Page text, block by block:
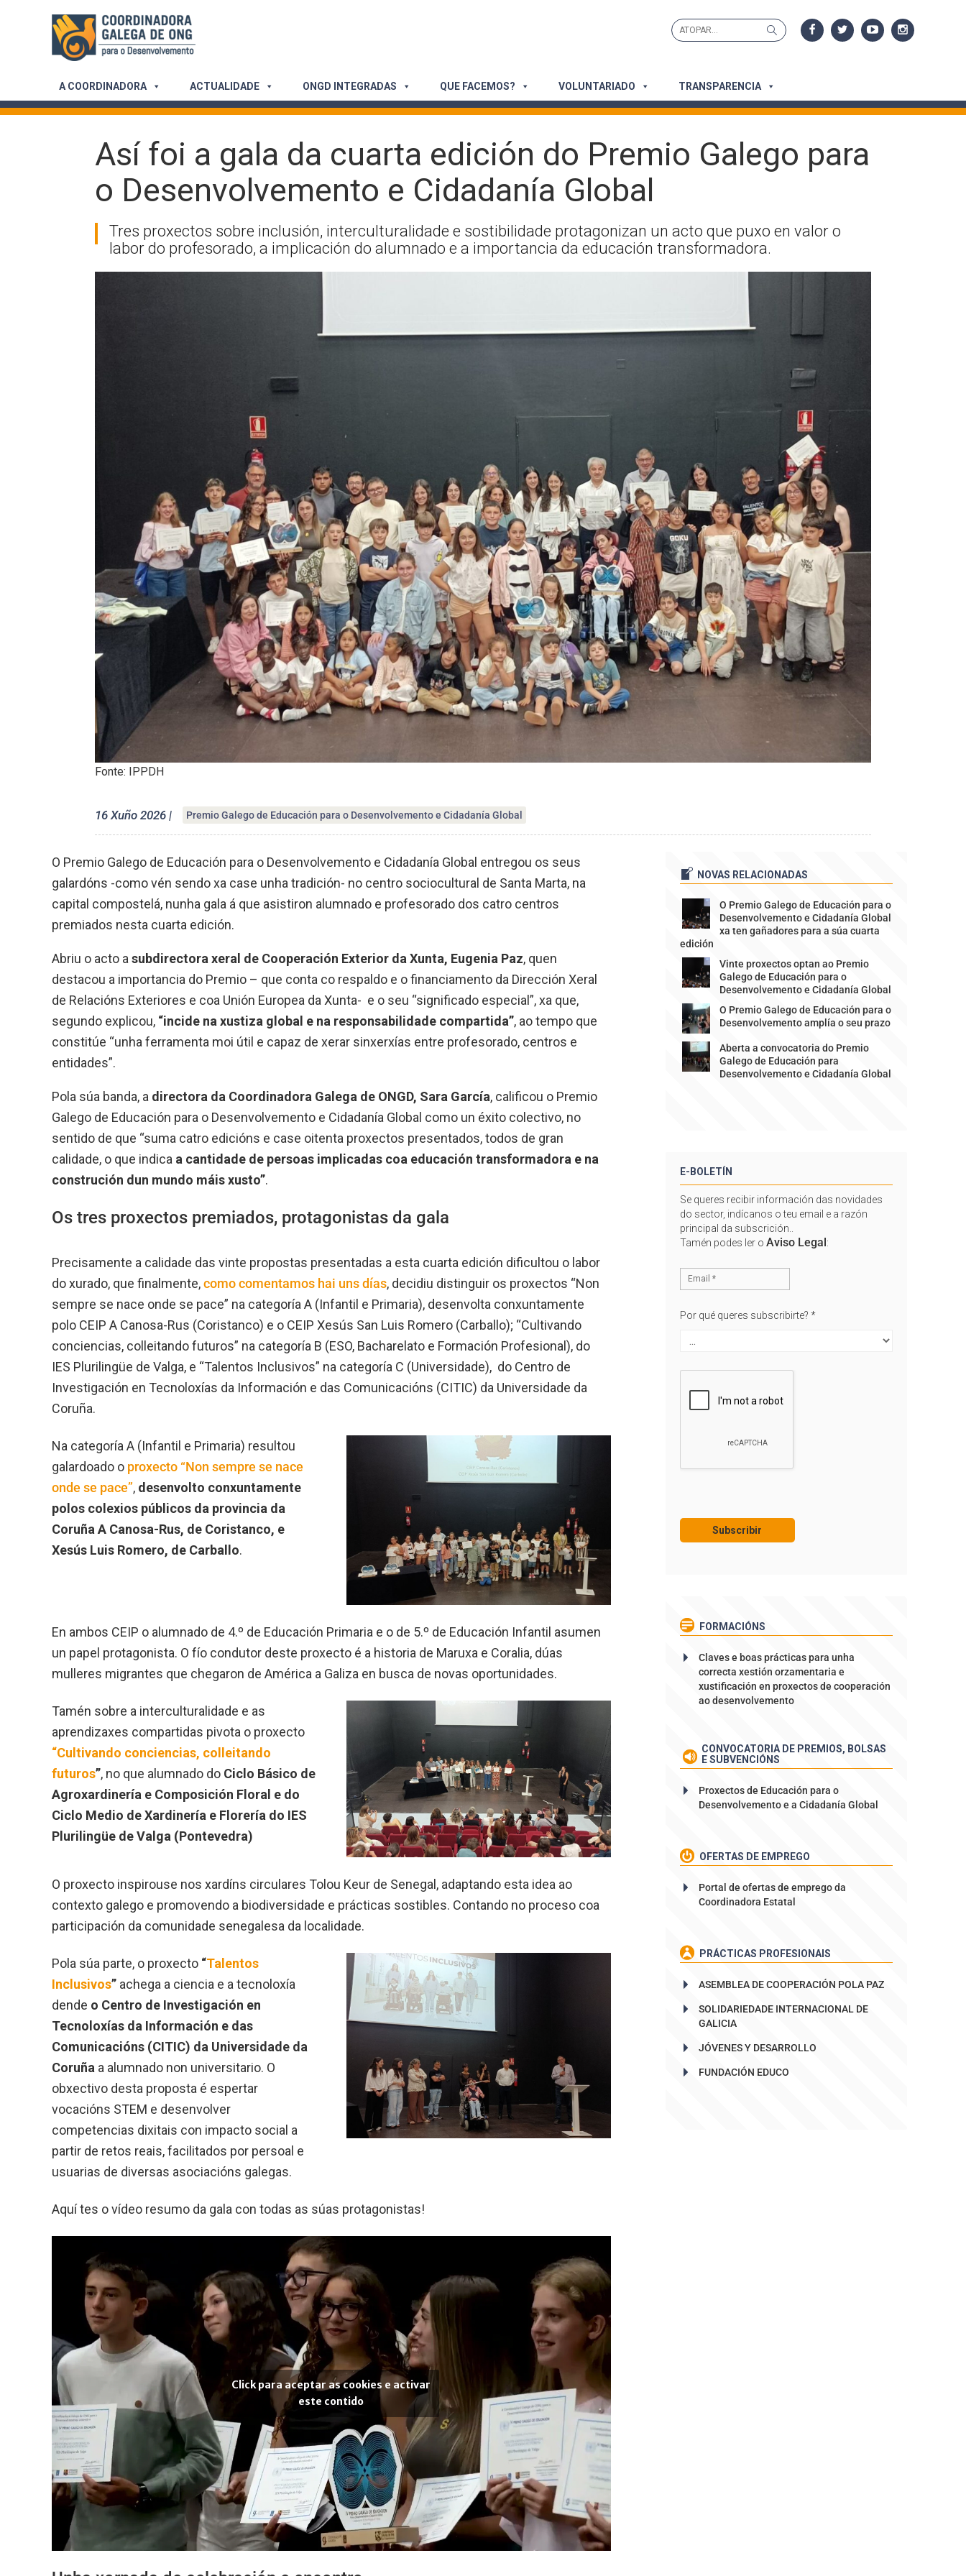
Search
for:
Search
A COORDINADORA ACTUALIDADE ONGD INTEGRADAS QUE FACEMOS? VOLUNTARIADO TRANSPARENCIA
Así foi a gala da cuarta edición do Premio Galego para
o Desenvolvemento e Cidadanía Global
Tres proxectos sobre inclusión, interculturalidade e sostibilidade protagonizan un acto que puxo en valor o
labor do profesorado, a implicación do alumnado e a importancia da educación transformadora.
Fonte: IPPDH
16 Xuño 2026 | Premio Galego de Educación para o Desenvolvemento e Cidadanía Global
O Premio Galego de Educación para o Desenvolvemento e Cidadanía Global entregou os seus
galardóns -como vén sendo xa case unha tradición- no centro sociocultural de Santa Marta, na
capital compostelá, nunha gala á que asistiron alumnado e profesorado dos catro centros
premiados nesta cuarta edición.
Abriu o acto a subdirectora xeral de Cooperación Exterior da Xunta, Eugenia Paz, quen
destacou a importancia do Premio – que conta co respaldo e o financiamento da Dirección Xeral
de Relacións Exteriores e coa Unión Europea da Xunta- e o seu “significado especial”, xa que,
segundo explicou, “incide na xustiza global e na responsabilidade compartida”, ao tempo que
constitúe “unha ferramenta moi útil e capaz de xerar sinxerxías entre profesorado, centros e
entidades”.
Pola súa banda, a directora da Coordinadora Galega de ONGD, Sara García, calificou o Premio
Galego de Educación para o Desenvolvemento e Cidadanía Global como un éxito colectivo, no
sentido de que “suma catro edicións e case oitenta proxectos presentados, todos de gran
calidade, o que indica a cantidade de persoas implicadas coa educación transformadora e na
construción dun mundo máis xusto”.
Os tres proxectos premiados, protagonistas da gala
Precisamente a calidade das vinte propostas presentadas a esta cuarta edición dificultou o labor
do xurado, que finalmente,como comentamos hai uns días, decidiu distinguir os proxectos “Non
sempre se nace onde se pace” na categoría A (Infantil e Primaria), desenvolta conxuntamente
polo CEIP A Canosa-Rus (Coristanco) e o CEIP Xesús San Luis Romero (Carballo); “Cultivando
conciencias, colleitando futuros” na categoría B (ESO, Bacharelato e Formación Profesional), do
IES Plurilingüe de Valga, e “Talentos Inclusivos” na categoría C (Universidade), do Centro de
Investigación en Tecnoloxías da Información e das Comunicacións (CITIC) da Universidade da
Coruña.
Na categoría A (Infantil e Primaria) resultou
galardoado o proxecto “Non sempre se nace
onde se pace”, desenvolto conxuntamente
polos colexios públicos da provincia da
Coruña A Canosa-Rus, de Coristanco, e
Xesús Luis Romero, de Carballo.
En ambos CEIP o alumnado de 4.º de Educación Primaria e o de 5.º de Educación Infantil asumen
un papel protagonista. O fío condutor deste proxecto é a historia de Maruxa e Coralia, dúas
mulleres migrantes que chegaron de América a Galiza en busca de novas oportunidades.
Tamén sobre a interculturalidade e as
aprendizaxes compartidas pivota o proxecto
“Cultivando conciencias, colleitando
futuros”, no que alumnado do Ciclo Básico de
Agroxardinería e Composición Floral e do
Ciclo Medio de Xardinería e Florería do IES
Plurilingüe de Valga (Pontevedra)
O proxecto inspirouse nos xardíns circulares Tolou Keur de Senegal, adaptando esta idea ao
contexto galego e promovendo a biodiversidade e prácticas sostibles. Contando no proceso coa
participación da comunidade senegalesa da localidade.
Pola súa parte, o proxecto “Talentos
Inclusivos” achega a ciencia e a tecnoloxía
dende o Centro de Investigación en
Tecnoloxías da Información e das
Comunicacións (CITIC) da Universidade da
Coruña a alumnado non universitario. O
obxectivo desta proposta é espertar
vocacións STEM e desenvolver
competencias dixitais con impacto social a
partir de retos reais, facilitados por persoal e
usuarias de diversas asociacións galegas.
Aquí tes o vídeo resumo da gala con todas as súas protagonistas!
Click para aceptar as cookies e activar
este contido
NOVAS RELACIONADAS
O Premio Galego de Educación para o
Desenvolvemento e Cidadanía Global
xa ten gañadores para a súa cuarta
edición
Vinte proxectos optan ao Premio
Galego de Educación para o
Desenvolvemento e Cidadanía Global
O Premio Galego de Educación para o
Desenvolvemento amplía o seu prazo
Aberta a convocatoria do Premio
Galego de Educación para
Desenvolvemento e Cidadanía Global
E-BOLETÍN
Se queres recibir información das novidades
do sector, indícanos o teu email e a razón
principal da subscrición..
Tamén podes ler o Aviso Legal:
Por qué queres subscribirte? *
FORMACIÓNS
Claves e boas prácticas para unha
correcta xestión orzamentaria e
xustificación en proxectos de cooperación
ao desenvolvemento
CONVOCATORIA DE PREMIOS, BOLSAS
E SUBVENCIÓNS
Proxectos de Educación para o
Desenvolvemento e a Cidadanía Global
OFERTAS DE EMPREGO
Portal de ofertas de emprego da
Coordinadora Estatal
PRÁCTICAS PROFESIONAIS
ASEMBLEA DE COOPERACIÓN POLA PAZ
SOLIDARIEDADE INTERNACIONAL DE
GALICIA
JÓVENES Y DESARROLLO
FUNDACIÓN EDUCO